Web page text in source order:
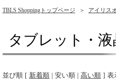
TBLS Shoppingトップページ アイリス
タブレット・
並び順 [ 新着順 安い順 高い順 ] 表